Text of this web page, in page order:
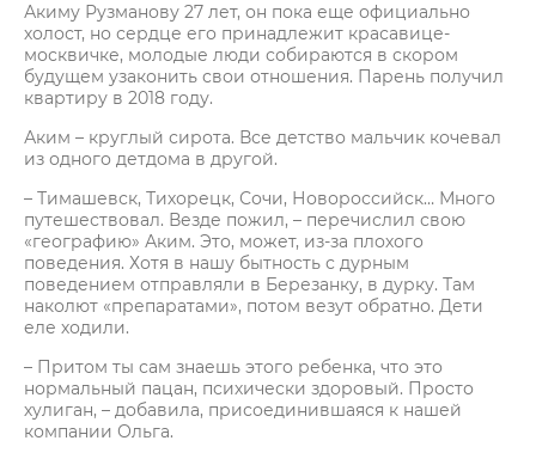
Акиму Рузманову 27 лет, он пока еще официально
холост, но сердце его принадлежит красавице-
москвичке, молодые люди собираются в скором
будущем узаконить свои отношения. Парень получил
квартиру в 2018 году.
Аким – круглый сирота. Все детство мальчик кочевал
из одного детдома в другой.
– Тимашевск, Тихорецк, Сочи, Новороссийск… Много
путешествовал. Везде пожил, – перечислил свою
«географию» Аким. Это, может, из-за плохого
поведения. Хотя в нашу бытность с дурным
поведением отправляли в Березанку, в дурку. Там
наколют «препаратами», потом везут обратно. Дети
еле ходили.
– Притом ты сам знаешь этого ребенка, что это
нормальный пацан, психически здоровый. Просто
хулиган, – добавила, присоединившаяся к нашей
компании Ольга.